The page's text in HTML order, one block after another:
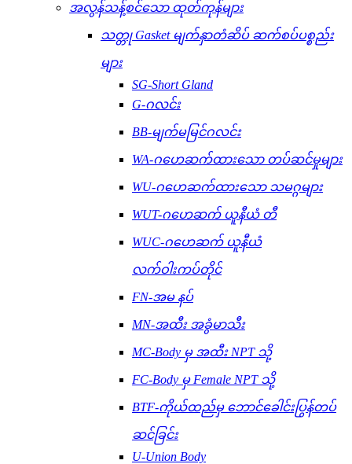
အလွန်သန့်စင်သော ထုတ်ကုန်များ
သတ္တု Gasket မျက်နှာတံဆိပ် ဆက်စပ်ပစ္စည်း
များ
SG-Short Gland
G-ဂလင်း
BB-မျက်မမြင်ဂလင်း
WA-ဂဟေဆက်ထားသော တပ်ဆင်မှုများ
WU-ဂဟေဆက်ထားသော သမဂ္ဂများ
WUT-ဂဟေဆက် ယူနီယံ တီ
WUC-ဂဟေဆက် ယူနီယံ
လက်ဝါးကပ်တိုင်
FN-အမ နပ်
MN-အထီး အခွံမာသီး
MC-Body မှ အထီး NPT သို့
FC-Body မှ Female NPT သို့
BTF-ကိုယ်ထည်မှ ဘောင်ခေါင်းပြွန်တပ်
ဆင်ခြင်း
U-Union Body